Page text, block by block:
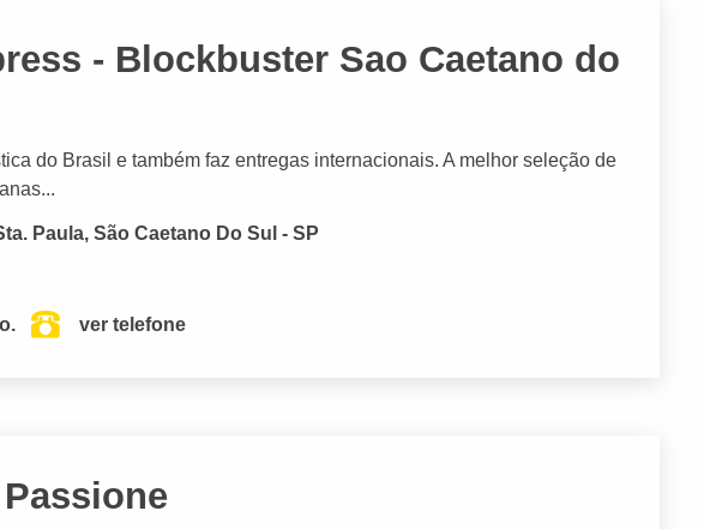
- Blockbuster Sao Caetano do
do Brasil e também faz entregas internacionais. A melhor seleção de
Paula, São Caetano Do Sul - SP
ver telefone